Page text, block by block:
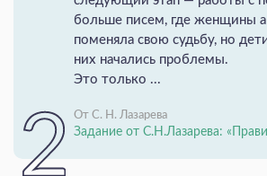
больше писем, где женщины а
поменяла свою судьбу, но
них начались проблемы.
Это только ...
От С. Н. Лазарева
Задание от С.Н.Лазарева: